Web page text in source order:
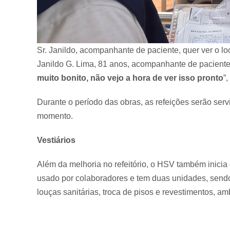
Sr. Janildo, acompanhante de paciente, quer ver o
Janildo G. Lima, 81 anos, acompanhante de
muito bonito, não vejo a hora de ver isso pronto
Durante o período das obras, as refeições serão
momento.
Vestiários
Além da melhoria no refeitório, o HSV também
usado por colaboradores e tem duas unidades,
louças sanitárias, troca de pisos e revestimentos,